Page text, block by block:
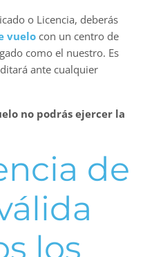
o Licencia, deberás
vuelo con un centro de
como el nuestro. Es
ante cualquier
no podrás ejercer la
de
los